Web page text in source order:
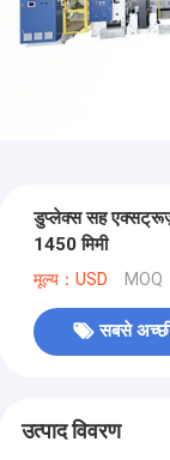
डुप्लेक्स सह
1450 मिमी
मूल्य：USD MOQ
सबसे
उत्पाद विवरण